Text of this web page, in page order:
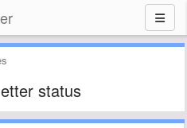
status